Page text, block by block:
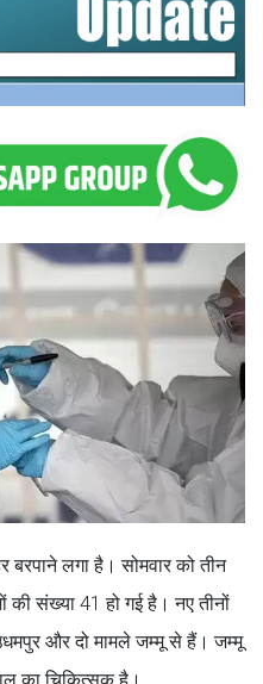
बरपाने लगा है। सोमवार को तीन
संख्या 41 हो गई है। नए तीनों
और दो मामले जम्मू से हैं। जम्मू